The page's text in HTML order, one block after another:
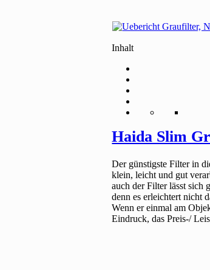
Inhalt
Haida Slim
Der günstigste Filter in
klein, leicht und gut
auch der Filter lässt sich
denn es erleichtert nicht
Wenn er einmal am
Eindruck, das Preis-/